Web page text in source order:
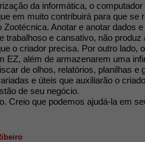
da informática, o
em muito contribuirá para que se
Zootécnica. Anotar e anotar dados
trabalhoso e cansativo, não produz
o criador precisa. Por outro lado,
EZ, além de armazenarem uma
de olhos, relatórios, planilhas e
e úteis que auxiliarão o
de seu negócio.
Creio que podemos ajudá-la em